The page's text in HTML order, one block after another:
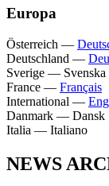
Europa
Österreich —
Deutschland —
Sverige — Svenska
France — Français
International —
Danmark — Dansk
Italia — Italiano
NEWS